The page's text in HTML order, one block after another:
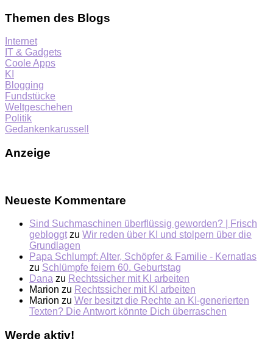
Themen des Blogs
Internet
IT & Gadgets
Coole Apps
KI
Blogging
Fundstücke
Weltgeschehen
Politik
Gedankenkarussell
Anzeige
Neueste Kommentare
Sind Suchmaschinen überflüssig geworden? | Frisch
gebloggt zu Wir reden über KI und stolpern über die
Grundlagen
Papa Schlumpf: Alter, Schöpfer & Familie - Kernatlas
zu Schlümpfe feiern 60. Geburtstag
Dana zu Rechtssicher mit KI arbeiten
Marion zu Rechtssicher mit KI arbeiten
Marion zu Wer besitzt die Rechte an KI-generierten
Texten? Die Antwort könnte Dich überraschen
Werde aktiv!